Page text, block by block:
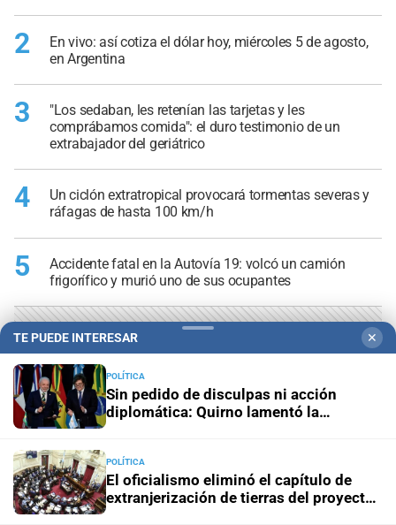
2
En vivo: así cotiza el dólar hoy, miércoles 5 de agosto,
en Argentina
3
"Los sedaban, les retenían las tarjetas y les
comprábamos comida": el duro testimonio de un
extrabajador del geriátrico
4
Un ciclón extratropical provocará tormentas severas y
ráfagas de hasta 100 km/h
5
Accidente fatal en la Autovía 19: volcó un camión
frigorífico y murió uno de sus ocupantes
TE PUEDE INTERESAR ✕
POLÍTICA
Sin pedido de disculpas ni acción
diplomática: Quirno lamentó la
POLÍTICA
El oficialismo eliminó el capítulo de
extranjerización de tierras del proyecto